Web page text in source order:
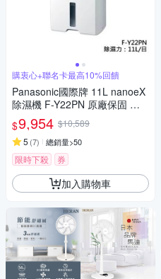
購衷心+聯名卡最高10%回饋
Panasonic國際牌 11L nanoeX
除濕機 F-Y22PN 原廠保固 智
慧節能
$9,954 $10,589
5 (7) 總銷量>50
限時下殺 券
加入購物車